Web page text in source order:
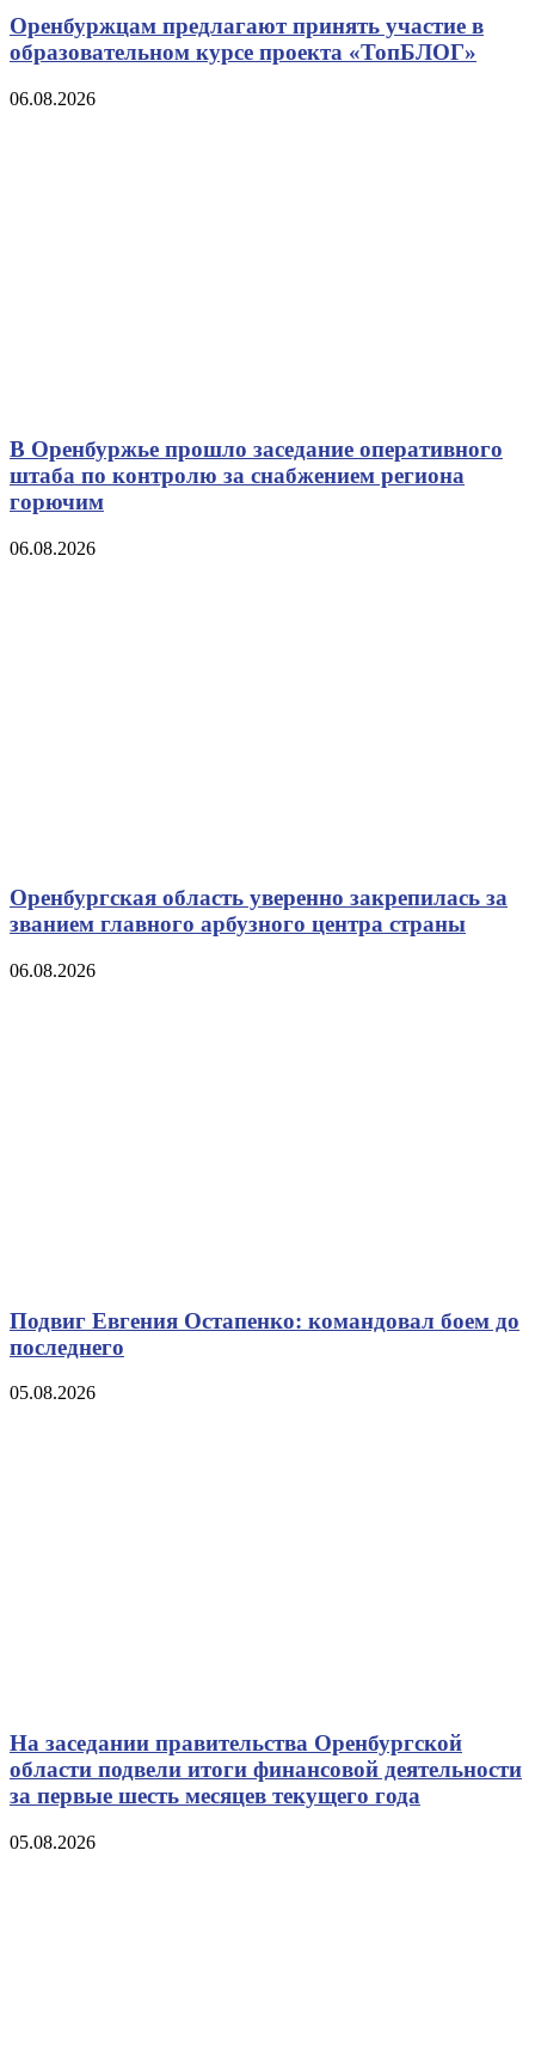
Оренбуржцам предлагают принять участие в
образовательном курсе проекта «ТопБЛОГ»
06.08.2026
В Оренбуржье прошло заседание оперативного
штаба по контролю за снабжением региона
горючим
06.08.2026
Оренбургская область уверенно закрепилась за
званием главного арбузного центра страны
06.08.2026
Подвиг Евгения Остапенко: командовал боем до
последнего
05.08.2026
На заседании правительства Оренбургской
области подвели итоги финансовой деятельности
за первые шесть месяцев текущего года
05.08.2026